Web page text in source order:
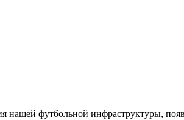
нашей футбольной инфраструктуры,